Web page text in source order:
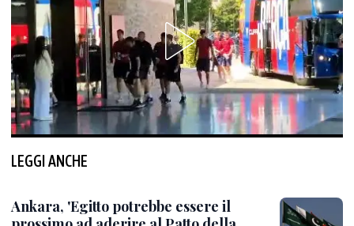
LEGGI ANCHE
Ankara, 'Egitto potrebbe essere il